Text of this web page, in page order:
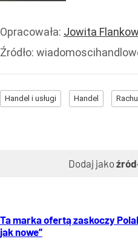
Opracowała: Jowita
Źródło:
Handel i usługi Handel
Dodaj jako
Ta marka ofertą zaskoczy
jak nowe”